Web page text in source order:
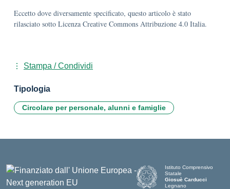
Eccetto dove diversamente specificato, questo articolo è stato
rilasciato sotto Licenza Creative Commons Attribuzione 4.0 Italia.
Stampa / Condividi
Tipologia
Circolare per personale, alunni e famiglie
Istituto Comprensivo
Statale
Giosuè Carducci
Legnano